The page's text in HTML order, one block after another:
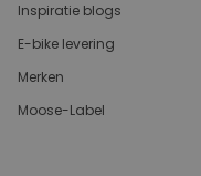
Inspiratie blogs
E-bike levering
Merken
Moose-Label